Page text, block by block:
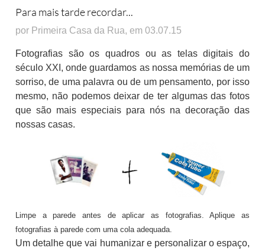
Para mais tarde recordar...
por Primeira Casa da Rua, em 03.07.15
Fotografias são os quadros ou as telas digitais do
século XXI, onde guardamos as nossa memórias de um
sorriso, de uma palavra ou de um pensamento, por isso
mesmo, não podemos deixar de ter algumas das fotos
que são mais especiais para nós na decoração das
nossas casas.
Limpe a parede antes de aplicar as fotografias. Aplique as
fotografias à parede com uma cola adequada.
Um detalhe que vai humanizar e personalizar o espaço,